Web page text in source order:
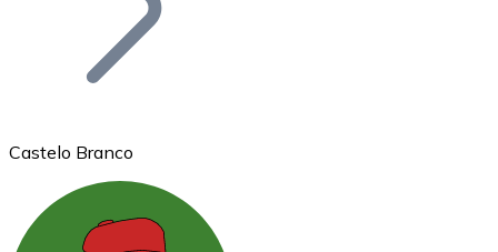
Castelo Branco